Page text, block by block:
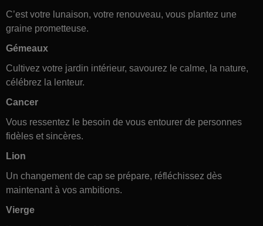
C’est votre lunaison, votre renouveau, vous plantez une
graine prometteuse.
Gémeaux
Cultivez votre jardin intérieur, savourez le calme, la nature,
célébrez la lenteur.
Cancer
Vous ressentez le besoin de vous entourer de personnes
fidèles et sincères.
Lion
Un changement de cap se prépare, réfléchissez dès
maintenant à vos ambitions.
Vierge